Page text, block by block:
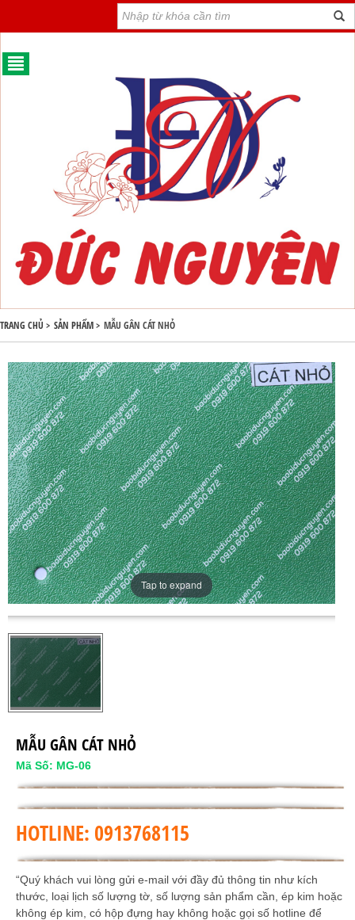
TRANG CHỦ > SẢN PHẨM > MẪU GÂN CÁT NHỎ
Tap to expand
MẪU GÂN CÁT NHỎ
Mã Số: MG-06
HOTLINE: 0913768115
“Quý khách vui lòng gửi e-mail với đầy đủ thông tin như kích
thước, loại lịch số lượng tờ, số lượng sản phẩm cần, ép kim hoặc
không ép kim, có hộp đựng hay không hoặc gọi số hotline để